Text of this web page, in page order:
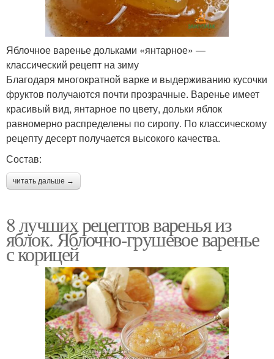
Яблочное варенье дольками «янтарное» —
классический рецепт на зиму
Благодаря многократной варке и выдерживанию кусочки
фруктов получаются почти прозрачные. Варенье имеет
красивый вид, янтарное по цвету, дольки яблок
равномерно распределены по сиропу. По классическому
рецепту десерт получается высокого качества.
Состав:
читать дальше →
8 лучших рецептов варенья из
яблок. Яблочно-грушевое варенье
с корицей